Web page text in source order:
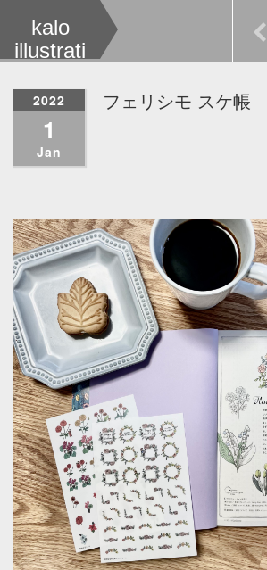
kalo
illustrati
2022
1
Jan
フェリシモ スケ帳